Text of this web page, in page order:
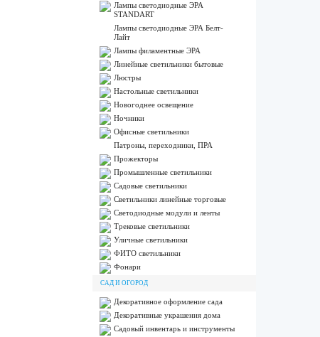
Лампы светодиодные ЭРА
STANDART
Лампы светодиодные ЭРА Белт-
Лайт
Лампы филаментные ЭРА
Линейные светильники бытовые
Люстры
Настольные светильники
Новогоднее освещение
Ночники
Офисные светильники
Патроны, переходники, ПРА
Прожекторы
Промышленные светильники
Садовые светильники
Светильники линейные торговые
Светодиодные модули и ленты
Трековые светильники
Уличные светильники
ФИТО светильники
Фонари
САД И ОГОРОД
Декоративное оформление сада
Декоративные украшения дома
Садовый инвентарь и инструменты